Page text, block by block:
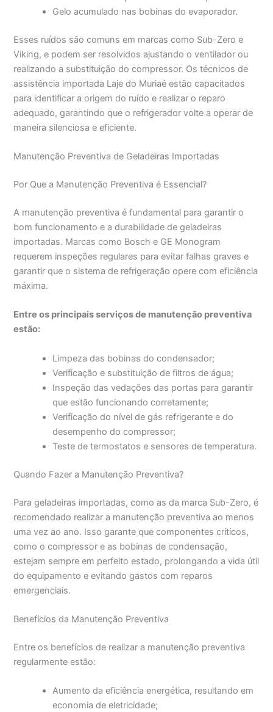
Gelo acumulado nas bobinas do evaporador.
Esses ruídos são comuns em marcas como Sub-Zero e
Viking, e podem ser resolvidos ajustando o ventilador ou
realizando a substituição do compressor. Os técnicos de
assistência importada Laje do Muriaé estão capacitados
para identificar a origem do ruído e realizar o reparo
adequado, garantindo que o refrigerador volte a operar de
maneira silenciosa e eficiente.
Manutenção Preventiva de Geladeiras Importadas
Por Que a Manutenção Preventiva é Essencial?
A manutenção preventiva é fundamental para garantir o
bom funcionamento e a durabilidade de geladeiras
importadas. Marcas como Bosch e GE Monogram
requerem inspeções regulares para evitar falhas graves e
garantir que o sistema de refrigeração opere com eficiência
máxima.
Entre os principais serviços de manutenção preventiva
estão:
Limpeza das bobinas do condensador;
Verificação e substituição de filtros de água;
Inspeção das vedações das portas para garantir
que estão funcionando corretamente;
Verificação do nível de gás refrigerante e do
desempenho do compressor;
Teste de termostatos e sensores de temperatura.
Quando Fazer a Manutenção Preventiva?
Para geladeiras importadas, como as da marca Sub-Zero, é
recomendado realizar a manutenção preventiva ao menos
uma vez ao ano. Isso garante que componentes críticos,
como o compressor e as bobinas de condensação,
estejam sempre em perfeito estado, prolongando a vida útil
do equipamento e evitando gastos com reparos
emergenciais.
Benefícios da Manutenção Preventiva
Entre os benefícios de realizar a manutenção preventiva
regularmente estão:
Aumento da eficiência energética, resultando em
economia de eletricidade;